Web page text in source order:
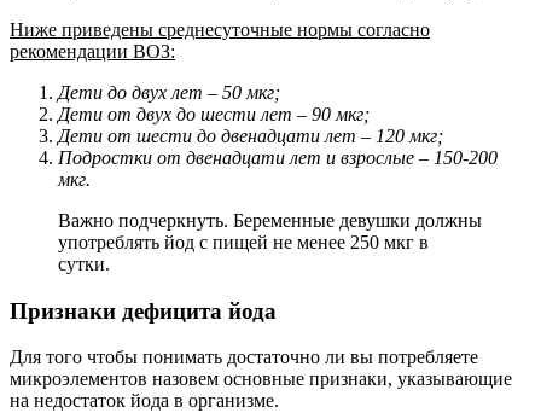
Ниже приведены среднесуточные нормы согласно
рекомендации ВОЗ:
Дети до двух лет – 50 мкг;
Дети от двух до шести лет – 90 мкг;
Дети от шести до двенадцати лет – 120 мкг;
Подростки от двенадцати лет и взрослые – 150-200
мкг.
Важно подчеркнуть. Беременные девушки должны
употреблять йод с пищей не менее 250 мкг в
сутки.
Признаки дефицита йода
Для того чтобы понимать достаточно ли вы потребляете
микроэлементов назовем основные признаки, указывающие
на недостаток йода в организме.